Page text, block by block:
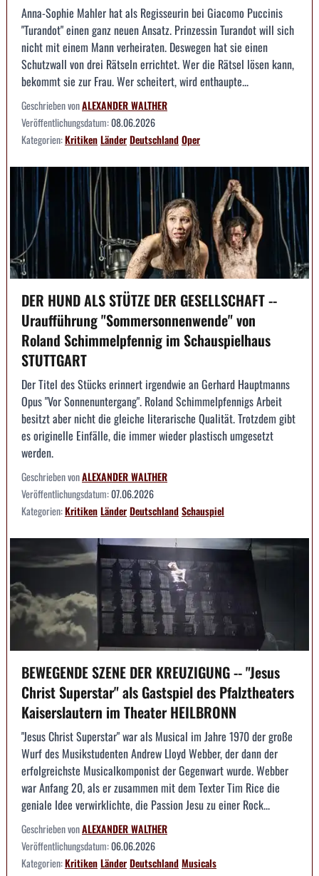
Anna-Sophie Mahler hat als Regisseurin bei Giacomo Puccinis
"Turandot" einen ganz neuen Ansatz. Prinzessin Turandot will sich
nicht mit einem Mann verheiraten. Deswegen hat sie einen
Schutzwall von drei Rätseln errichtet. Wer die Rätsel lösen kann,
bekommt sie zur Frau. Wer scheitert, wird enthaupte...
Geschrieben vonALEXANDER WALTHER
Veröffentlichungsdatum:08.06.2026
Kategorien:KritikenLänderDeutschlandOper
DER HUND ALS STÜTZE DER GESELLSCHAFT --
Uraufführung "Sommersonnenwende" von
Roland Schimmelpfennig im Schauspielhaus
STUTTGART
Der Titel des Stücks erinnert irgendwie an Gerhard Hauptmanns
Opus "Vor Sonnenuntergang". Roland Schimmelpfennigs Arbeit
besitzt aber nicht die gleiche literarische Qualität. Trotzdem gibt
es originelle Einfälle, die immer wieder plastisch umgesetzt
werden.
Geschrieben vonALEXANDER WALTHER
Veröffentlichungsdatum:07.06.2026
Kategorien:KritikenLänderDeutschlandSchauspiel
BEWEGENDE SZENE DER KREUZIGUNG -- "Jesus
Christ Superstar" als Gastspiel des Pfalztheaters
Kaiserslautern im Theater HEILBRONN
"Jesus Christ Superstar" war als Musical im Jahre 1970 der große
Wurf des Musikstudenten Andrew Lloyd Webber, der dann der
erfolgreichste Musicalkomponist der Gegenwart wurde. Webber
war Anfang 20, als er zusammen mit dem Texter Tim Rice die
geniale Idee verwirklichte, die Passion Jesu zu einer Rock...
Geschrieben vonALEXANDER WALTHER
Veröffentlichungsdatum:06.06.2026
Kategorien:KritikenLänderDeutschlandMusicals